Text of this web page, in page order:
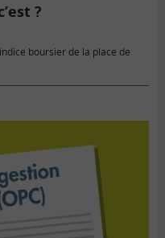
?
boursier de la place de